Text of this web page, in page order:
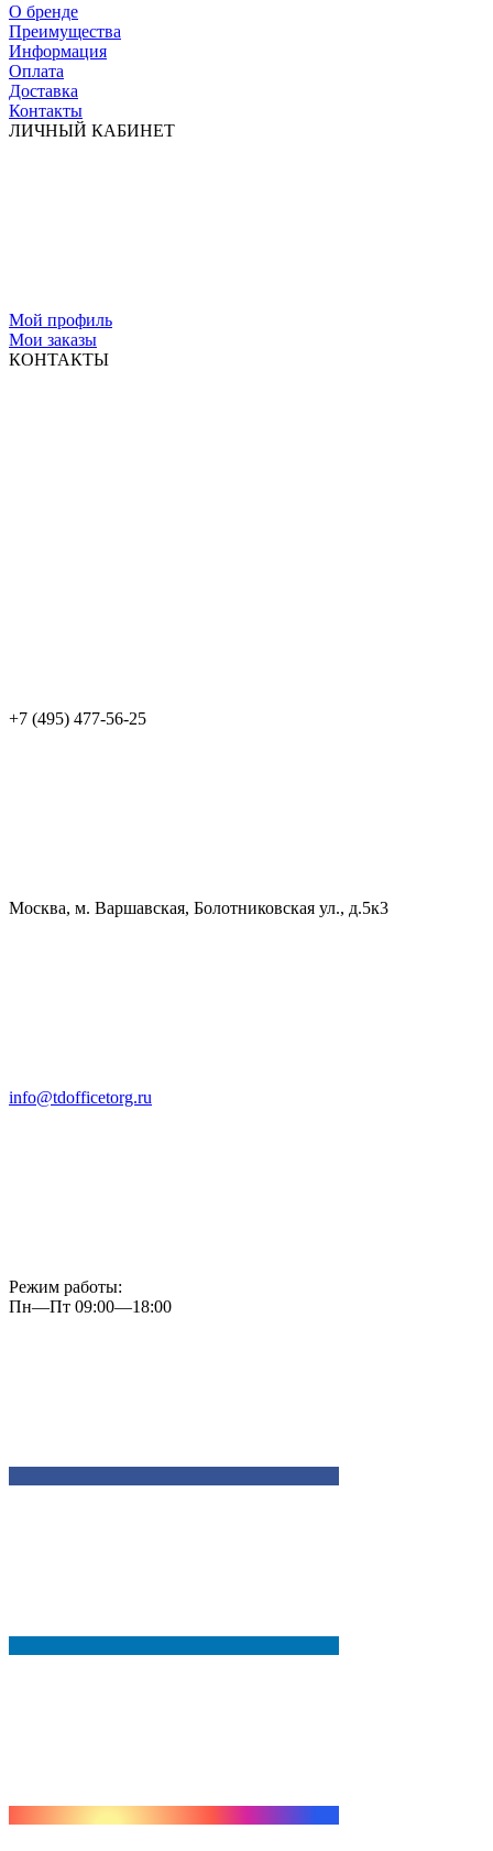
О бренде
Преимущества
Информация
Оплата
Доставка
Контакты
ЛИЧНЫЙ КАБИНЕТ
Мой профиль
Мои заказы
КОНТАКТЫ
+7 (495) 477-56-25
Москва, м. Варшавская, Болотниковская ул., д.5к3
info@tdofficetorg.ru
Режим работы:
Пн—Пт 09:00—18:00